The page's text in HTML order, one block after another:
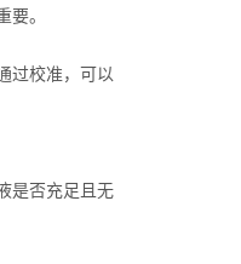
。
过校准，可以
是否充足且无